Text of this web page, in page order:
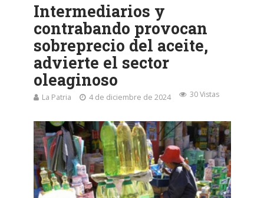
Intermediarios y
contrabando provocan
sobreprecio del aceite,
advierte el sector
oleaginoso
La Patria 4 de diciembre de 2024 30 Vistas